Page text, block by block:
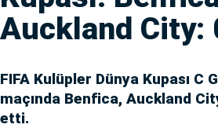
Auckland City:
FIFA Kulüpler Dünya Kupası C
maçında Benfica, Auckland
etti.